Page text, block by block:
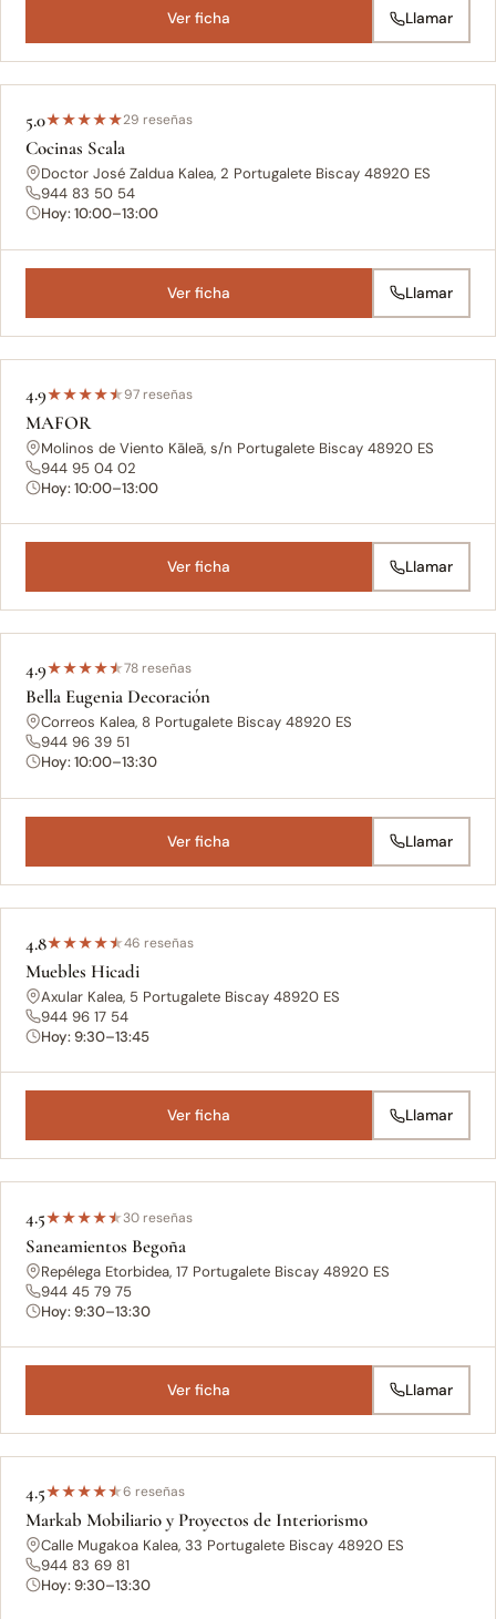
Ver ficha Llamar
5.0★★★★★29 reseñas
Cocinas Scala
Doctor José Zaldua Kalea, 2 Portugalete Biscay 48920 ES
944 83 50 54
Hoy: 10:00–13:00
Ver ficha Llamar
4.9★★★★★97 reseñas
MAFOR
Molinos de Viento Kāleā, s/n Portugalete Biscay 48920 ES
944 95 04 02
Hoy: 10:00–13:00
Ver ficha Llamar
4.9★★★★★78 reseñas
Bella Eugenia Decoración
Correos Kalea, 8 Portugalete Biscay 48920 ES
944 96 39 51
Hoy: 10:00–13:30
Ver ficha Llamar
4.8★★★★★46 reseñas
Muebles Hicadi
Axular Kalea, 5 Portugalete Biscay 48920 ES
944 96 17 54
Hoy: 9:30–13:45
Ver ficha Llamar
4.5★★★★★30 reseñas
Saneamientos Begoña
Repélega Etorbidea, 17 Portugalete Biscay 48920 ES
944 45 79 75
Hoy: 9:30–13:30
Ver ficha Llamar
4.5★★★★★6 reseñas
Markab Mobiliario y Proyectos de Interiorismo
Calle Mugakoa Kalea, 33 Portugalete Biscay 48920 ES
944 83 69 81
Hoy: 9:30–13:30